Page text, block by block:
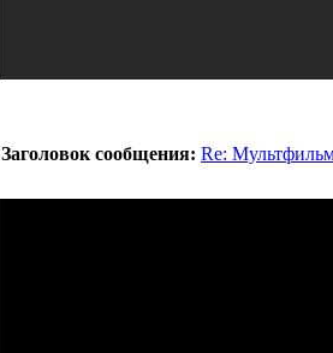
Заголовок сообщения: Re: